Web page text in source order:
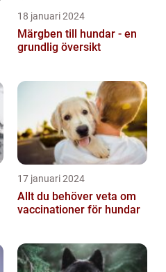
18 januari 2024
Märgben till hundar - en
grundlig översikt
17 januari 2024
Allt du behöver veta om
vaccinationer för hundar